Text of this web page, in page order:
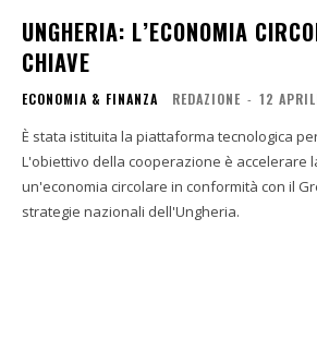
UNGHERIA: L’ECONOMIA
CHIAVE
ECONOMIA & FINANZA REDAZIONE - 12
È stata istituita la piattaforma tecnologica
L'obiettivo della cooperazione è accelerare
un'economia circolare in conformità con il
strategie nazionali dell'Ungheria.